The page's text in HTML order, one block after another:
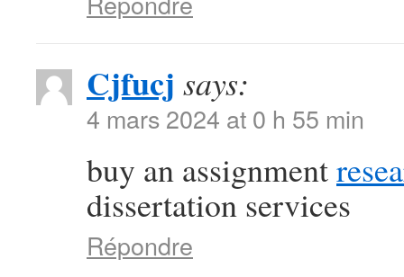
Cjfucj says:
4 mars 2024 at 0 h 55 min
buy an assignment
dissertation services
Répondre